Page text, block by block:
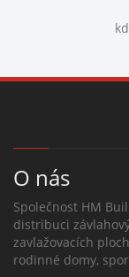
O nás
Společnost HM
distribuci
zavlažovacích
rodinné domy,